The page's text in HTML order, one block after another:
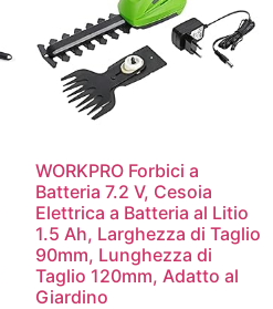
WORKPRO Forbici a
Batteria 7.2 V, Cesoia
Elettrica a Batteria al Litio
1.5 Ah, Larghezza di Taglio
90mm, Lunghezza di
Taglio 120mm, Adatto al
Giardino